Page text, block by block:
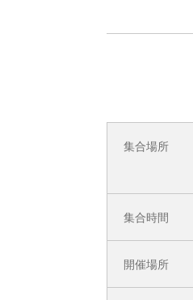
集合場所
集合時間
開催場所